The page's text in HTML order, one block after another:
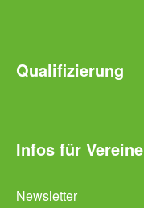
Qualifizierung
Infos für Vereine
Newsletter